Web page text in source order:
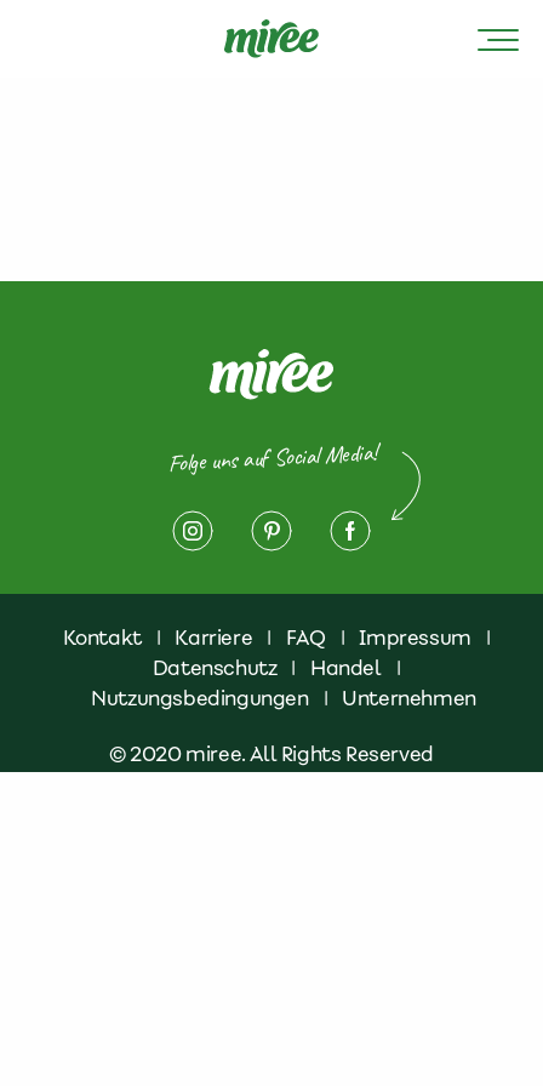
Folge uns auf Social Media!
Kontakt | Karriere | FAQ | Impressum
|
Datenschutz | Handel
|
Nutzungsbedingungen
| Unternehmen
© 2020 miree. All Rights Reserved